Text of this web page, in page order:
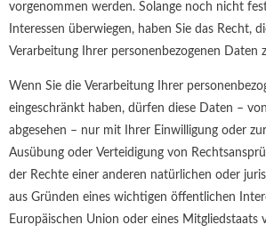
vorgenommen werden. Solange noch nicht
Interessen überwiegen, haben Sie das Recht,
Verarbeitung Ihrer personenbezogenen Daten
Wenn Sie die Verarbeitung Ihrer
eingeschränkt haben, dürfen diese Daten –
abgesehen – nur mit Ihrer Einwilligung oder
Ausübung oder Verteidigung von
der Rechte einer anderen natürlichen oder
aus Gründen eines wichtigen öffentlichen
Europäischen Union oder eines Mitgliedstaats